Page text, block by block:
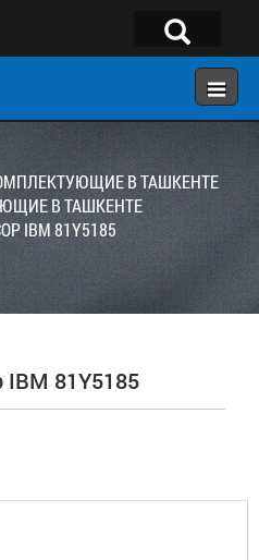
×
В ТАШКЕНТЕ
В ТАШКЕНТЕ
IBM 81Y5185
81Y5185